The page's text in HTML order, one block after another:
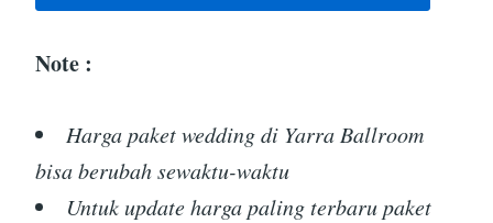
Note :
Harga paket wedding di Yarra Ballroom
bisa berubah sewaktu-waktu
Untuk update harga paling terbaru paket